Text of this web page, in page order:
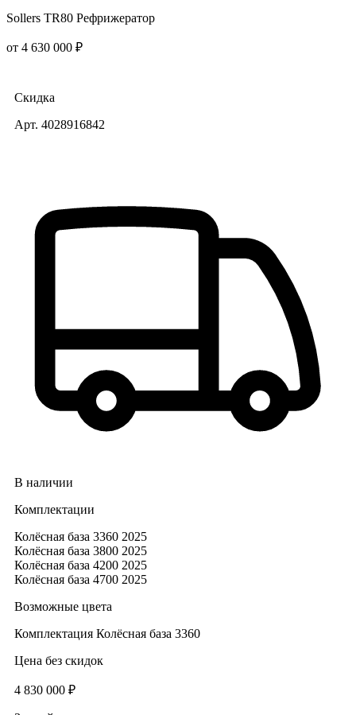
Sollers TR80 Рефрижератор
от 4 630 000 ₽
Скидка
Арт. 4028916842
В наличии
Комплектации
Колёсная база 3360 2025
Колёсная база 3800 2025
Колёсная база 4200 2025
Колёсная база 4700 2025
Возможные цвета
Комплектация Колёсная база 3360
Цена без скидок
4 830 000 ₽